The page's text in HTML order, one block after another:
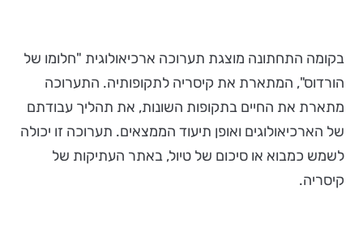
בקומה התחתונה מוצגת תערוכה ארכיאולוגית "חלומו של
הורדוס", המתארת את קיסריה לתקופותיה. התערוכה
מתארת את החיים בתקופות השונות, את תהליך עבודתם
של הארכיאולוגים ואופן תיעוד הממצאים. תערוכה זו יכולה
לשמש כמבוא או סיכום של טיול, באתר העתיקות של
קיסריה.